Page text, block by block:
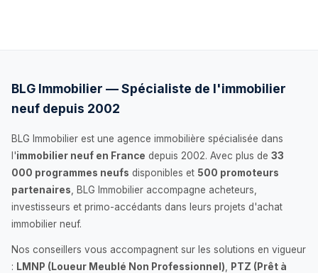
BLG Immobilier — Spécialiste de l'immobilier
neuf depuis 2002
BLG Immobilier est une agence immobilière spécialisée dans
l'immobilier neuf en France depuis 2002. Avec plus de 33
000 programmes neufs disponibles et 500 promoteurs
partenaires , BLG Immobilier accompagne acheteurs,
investisseurs et primo-accédants dans leurs projets d'achat
immobilier neuf.
Nos conseillers vous accompagnent sur les solutions en vigueur
: LMNP (Loueur Meublé Non Professionnel)
PTZ (Prêt à